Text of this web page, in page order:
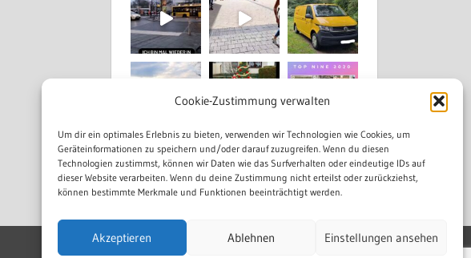
Cookie-Zustimmung verwalten
Um dir ein optimales Erlebnis zu bieten, verwenden wir Technologien wie Cookies, um
Geräteinformationen zu speichern und/oder darauf zuzugreifen. Wenn du diesen
Technologien zustimmst, können wir Daten wie das Surfverhalten oder eindeutige IDs auf
dieser Website verarbeiten. Wenn du deine Zustimmung nicht erteilst oder zurückziehst,
können bestimmte Merkmale und Funktionen beeinträchtigt werden.
Akzeptieren Ablehnen Einstellungen ansehen
Mehr laden... Auf Instagram folgen